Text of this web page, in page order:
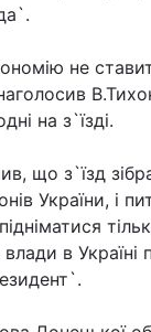
не
на з`їзді.
що з`їзд
України, і
в Україні